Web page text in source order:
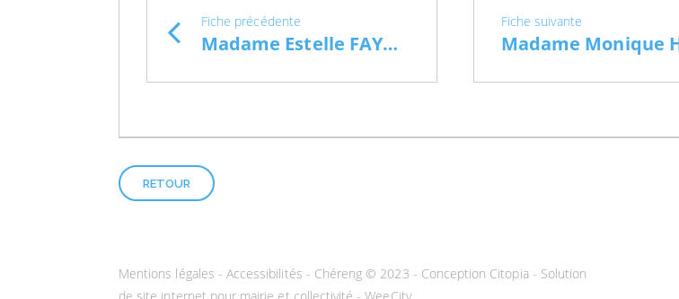
Fiche précédente
Madame Estelle FAYOLLE (orthophoniste)
Fiche suivante
RETOUR
Mentions légales - Accessibilités - Chéreng © 2023 - Conception Citopia- Solution